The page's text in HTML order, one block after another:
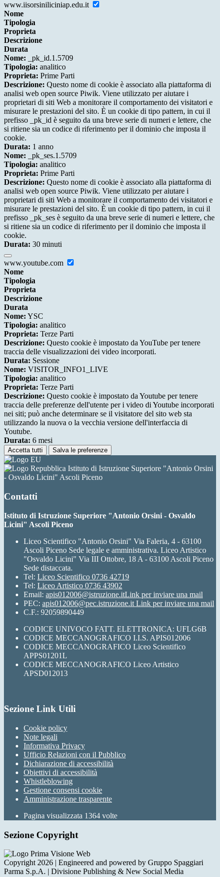
www.iisorsiniliciniap.edu.it
Nome
Tipologia
Proprieta
Descrizione
Durata
Nome: _pk_id.1.5709
Tipologia: analitico
Proprieta: Prime Parti
Descrizione: Questo nome di cookie è associato alla piattaforma di
analisi web open source Piwik. Viene utilizzato per aiutare i
proprietari di siti Web a monitorare il comportamento dei visitatori e
misurare le prestazioni del sito. È un cookie di tipo pattern, in cui il
prefisso _pk_id è seguito da una breve serie di numeri e lettere, che
si ritiene sia un codice di riferimento per il dominio che imposta il
cookie.
Durata: 1 anno
Nome: _pk_ses.1.5709
Tipologia: analitico
Proprieta: Prime Parti
Descrizione: Questo nome di cookie è associato alla piattaforma di
analisi web open source Piwik. Viene utilizzato per aiutare i
proprietari di siti Web a monitorare il comportamento dei visitatori e
misurare le prestazioni del sito. È un cookie di tipo pattern, in cui il
prefisso _pk_ses è seguito da una breve serie di numeri e lettere, che
si ritiene sia un codice di riferimento per il dominio che imposta il
cookie.
Durata: 30 minuti
www.youtube.com
Nome
Tipologia
Proprieta
Descrizione
Durata
Nome: YSC
Tipologia: analitico
Proprieta: Terze Parti
Descrizione: Questo cookie è impostato da YouTube per tenere
traccia delle visualizzazioni dei video incorporati.
Durata: Sessione
Nome: VISITOR_INFO1_LIVE
Tipologia: analitico
Proprieta: Terze Parti
Descrizione: Questo cookie è impostato da Youtube per tenere
traccia delle preferenze dell'utente per i video di Youtube incorporati
nei siti; può anche determinare se il visitatore del sito web sta
utilizzando la nuova o la vecchia versione dell'interfaccia di
Youtube.
Durata: 6 mesi
Accetta tutti Salva le preferenze
Istituto di Istruzione Superiore "Antonio Orsini
- Osvaldo Licini" Ascoli Piceno
Contatti
Istituto di Istruzione Superiore "Antonio Orsini - Osvaldo
Licini" Ascoli Piceno
Liceo Scientifico "Antonio Orsini" Via Faleria, 4 - 63100
Ascoli Piceno Sede legale e amministrativa. Liceo Artistico
"Osvaldo Licini" Via III Ottobre, 18 A - 63100 Ascoli Piceno
Sede distaccata.
Tel: Liceo Scientifico 0736 42719
Tel: Liceo Artistico 0736 43902
Email: apis012006@istruzione.itLink per inviare una mail
PEC: apis012006@pec.istruzione.it Link per inviare una mail
C.F.: 92059890449
CODICE UNIVOCO FATT. ELETTRONICA: UFLG6B
CODICE MECCANOGRAFICO I.I.S. APIS012006
CODICE MECCANOGRAFICO Liceo Scientifico
APPS01201L
CODICE MECCANOGRAFICO Liceo Artistico
APSD012013
Sezione Link Utili
Cookie policy
Note legali
Informativa Privacy
Ufficio Relazioni con il Pubblico
Dichiarazione di accessibilità
Obiettivi di accessibilità
Whistleblowing
Gestione consensi cookie
Amministrazione trasparente
Pagina visualizzata 1364 volte
Sezione Copyright
Copyright 2026 | Engineered and powered by Gruppo Spaggiari
Parma S.p.A. | Divisione Publishing & New Social Media